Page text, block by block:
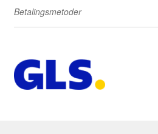
Betalingsmetoder